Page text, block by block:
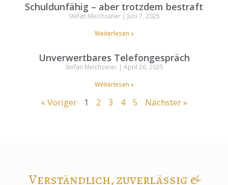
Schuldunfähig – aber trotzdem bestraft
Stefan Meichssner
Juni 7, 2025
Weiterlesen »
Unverwertbares Telefongespräch
Stefan Meichssner
April 26, 2025
Weiterlesen »
« Voriger 1 2 3 4 5 Nächster »
Verständlich, zuverlässig &